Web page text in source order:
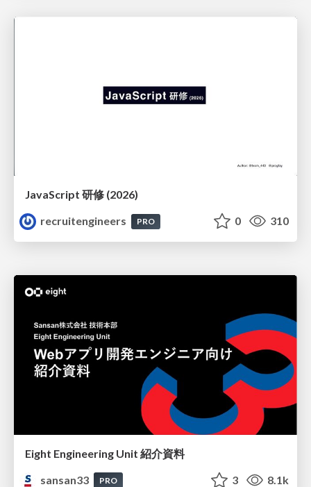
JavaScript 研修 (2026)
recruitengineers
PRO 0 310
Eight Engineering Unit 紹介資料
sansan33
PRO 3 8.1k